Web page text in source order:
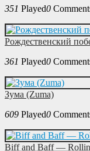
351 Played0
Рождественский
361 Played0
Зума (Zuma)
609 Played0
Biff and Baff —